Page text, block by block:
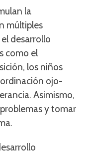
la
múltiples
desarrollo
como el
los niños
ojo-
Asimismo,
y tomar